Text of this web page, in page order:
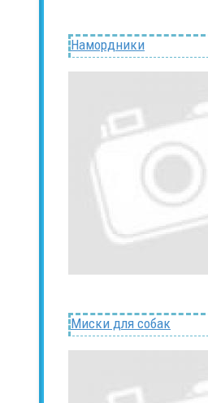
Намордники
Миски для собак